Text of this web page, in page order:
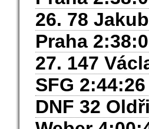
26. 78
Praha
27. 147
SFG
DNF 32